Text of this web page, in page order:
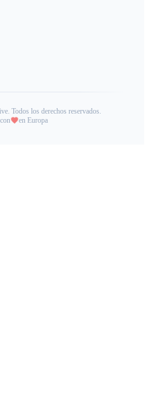
Todos los derechos reservados.
en Europa